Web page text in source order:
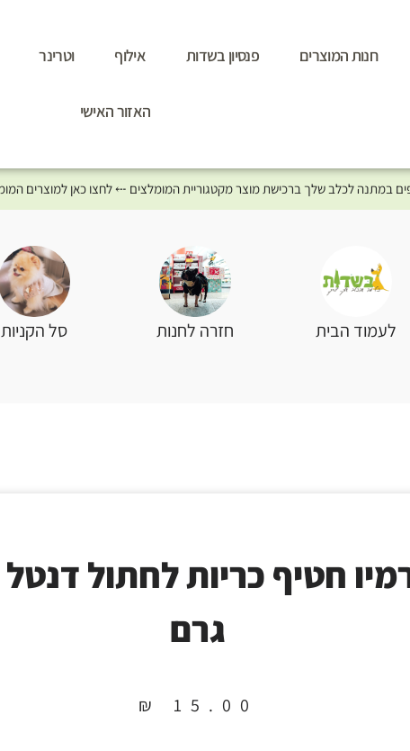
חנות המוצרים פנסיון בשדות אילוף וטרינר
האזור האישי
לעמוד הבית חזרה לחנות סל הקניות
גרם
₪ 15.00